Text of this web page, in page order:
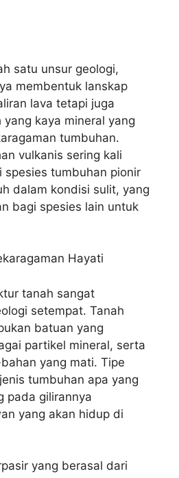
satu unsur geologi,
membentuk lanskap
lava tetapi juga
kaya mineral yang
tumbuhan.
vulkanis sering kali
spesies tumbuhan pionir
dalam kondisi sulit, yang
bagi spesies lain untuk
Hayati
tanah sangat
setempat. Tanah
batuan yang
partikel mineral, serta
yang mati. Tipe
tumbuhan apa yang
pada gilirannya
yang akan hidup di
yang berasal dari